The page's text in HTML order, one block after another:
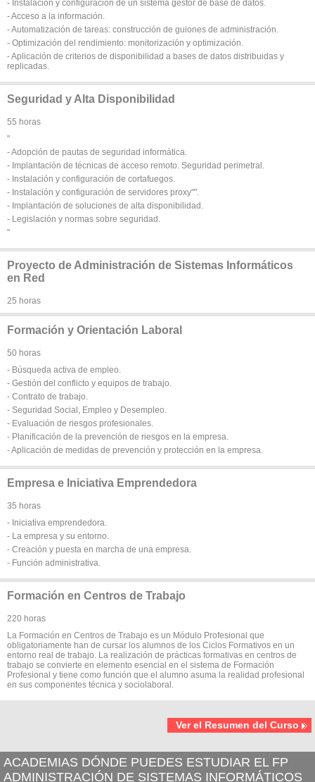
- Instalación y configuración de un sistema gestor de base de datos.
- Acceso a la información.
- Automatización de tareas: construcción de guiones de administración.
- Optimización del rendimiento: monitorización y optimización.
- Aplicación de criterios de disponibilidad a bases de datos distribuidas y
replicadas.
Seguridad y Alta Disponibilidad
55 horas
"
- Adopción de pautas de seguridad informática.
- Implantación de técnicas de acceso remoto. Seguridad perimetral.
- Instalación y configuración de cortafuegos.
- Instalación y configuración de servidores proxy"".
- Implantación de soluciones de alta disponibilidad.
- Legislación y normas sobre seguridad.
"
Proyecto de Administración de Sistemas Informáticos
en Red
25 horas
Formación y Orientación Laboral
50 horas
- Búsqueda activa de empleo.
- Gestión del conflicto y equipos de trabajo.
- Contrato de trabajo.
- Seguridad Social, Empleo y Desempleo.
- Evaluación de riesgos profesionales.
- Planificación de la prevención de riesgos en la empresa.
- Aplicación de medidas de prevención y protección en la empresa.
Empresa e Iniciativa Emprendedora
35 horas
- Iniciativa emprendedora.
- La empresa y su entorno.
- Creación y puesta en marcha de una empresa.
- Función administrativa.
Formación en Centros de Trabajo
220 horas
La Formación en Centros de Trabajo es un Módulo Profesional que
obligatoriamente han de cursar los alumnos de los Ciclos Formativos en un
entorno real de trabajo. La realización de prácticas formativas en centros de
trabajo se convierte en elemento esencial en el sistema de Formación
Profesional y tiene como función que el alumno asuma la realidad profesional
en sus componentes técnica y sociolaboral.
Ver el Resumen del Curso
ACADEMIAS DÓNDE PUEDES ESTUDIAR EL FP
ADMINISTRACIÓN DE SISTEMAS INFORMÁTICOS